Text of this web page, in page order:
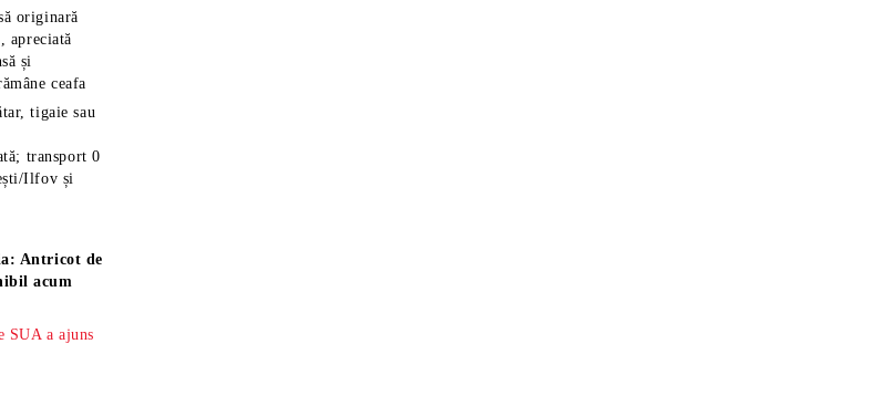
originară
apreciată
și
ceafa
tigaie sau
transport 0
Ilfov și
Antricot de
acum
SUA a ajuns